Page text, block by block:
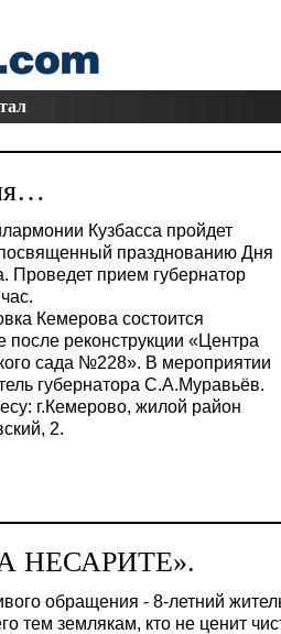
Кузбасса пройдет
празднованию Дня
Проведет прием губернатор
Кемерова состоится
после реконструкции «Центра
сада №228». В мероприятии
губернатора С.А.Муравьёв.
г.Кемерово, жилой район
2.
НЕСАРИТЕ».
обращения - 8-летний
тем землякам, кто не ценит